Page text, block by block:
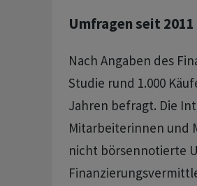
Umfragen seit 2011
Nach Angaben des
Studie rund 1.000
Jahren befragt. Die
Mitarbeiterinnen und
nicht börsennotierte